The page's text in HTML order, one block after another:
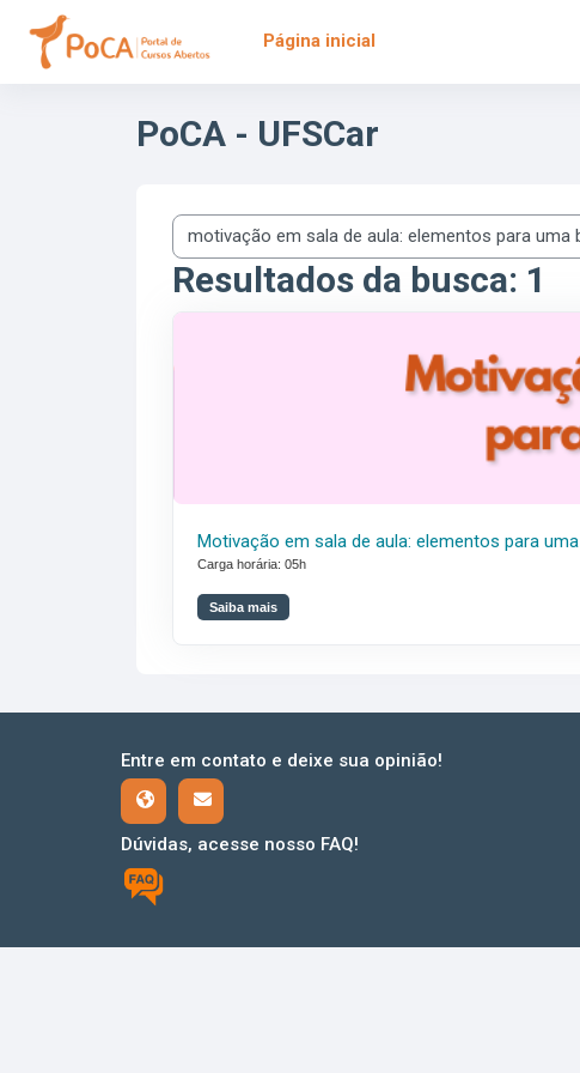
Ir para o conteúdo principal
Página inicial
PoCA - UFSCar
Buscar cursos
Resultados da busca: 1
Motivação em sala de aula: elementos para uma
Carga horária: 05h
Saiba mais
Entre em contato e deixe sua opinião!
Dúvidas, acesse nosso FAQ!